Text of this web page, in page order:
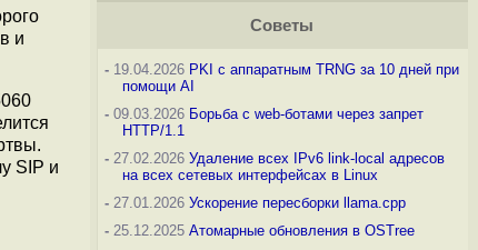
и
SIP и
Советы
-19.04.2026 PKI с аппаратным TRNG за 10 дней при
помощи AI
-09.03.2026 Борьба с web-ботами через запрет
HTTP/1.1
-27.02.2026 Удаление всех IPv6 link-local адресов
на всех сетевых интерфейсах в Linux
-27.01.2026 Ускорение пересборки llama.cpp
-25.12.2025 Атомарные обновления в OSTree